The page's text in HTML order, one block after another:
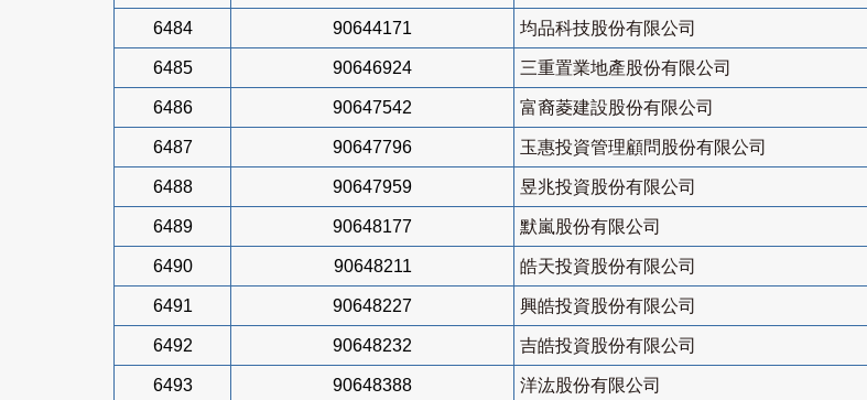
6484 90644171 均品科技股份有限公司
6485 90646924 三重置業地產股份有限公司
6486 90647542 富裔菱建設股份有限公司
6487 90647796 玉惠投資管理顧問股份有限公司
6488 90647959 昱兆投資股份有限公司
6489 90648177 默嵐股份有限公司
6490 90648211 皓天投資股份有限公司
6491 90648227 興皓投資股份有限公司
6492 90648232 吉皓投資股份有限公司
6493 90648388 洋汯股份有限公司